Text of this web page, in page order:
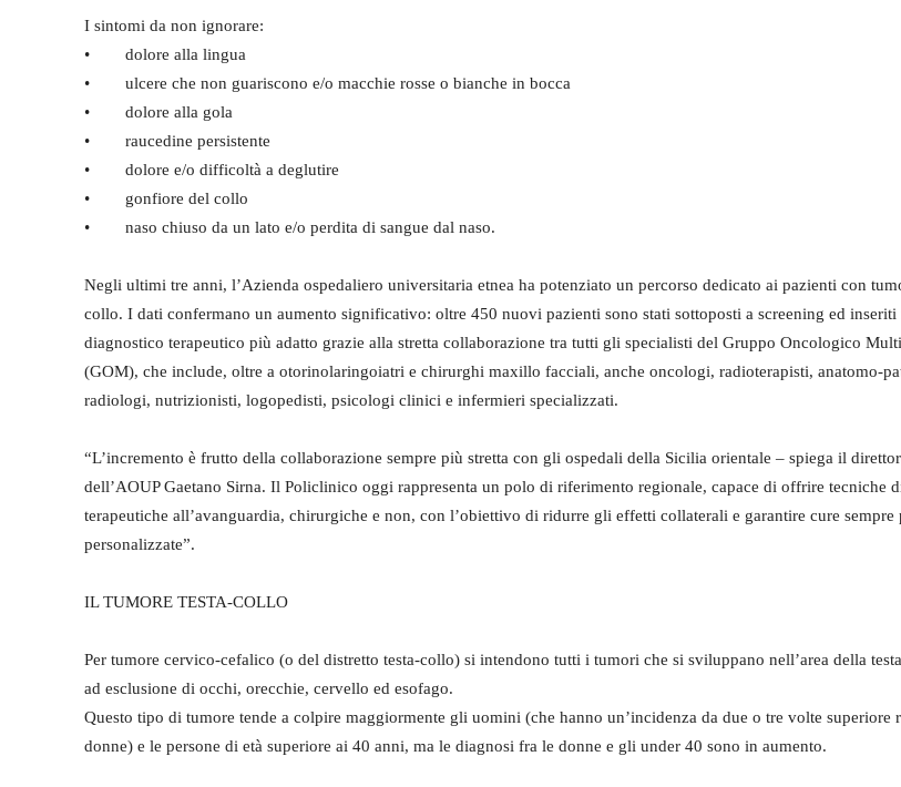
I sintomi da non ignorare:
• dolore alla lingua
• ulcere che non guariscono e/o macchie rosse o bianche in bocca
• dolore alla gola
• raucedine persistente
• dolore e/o difficoltà a deglutire
• gonfiore del collo
• naso chiuso da un lato e/o perdita di sangue dal naso.
Negli ultimi tre anni, l’Azienda ospedaliero universitaria etnea ha potenziato un percorso dedicato ai pazienti con
collo. I dati confermano un aumento significativo: oltre 450 nuovi pazienti sono stati sottoposti a screening ed inseriti
diagnostico terapeutico più adatto grazie alla stretta collaborazione tra tutti gli specialisti del Gruppo Oncologico
(GOM), che include, oltre a otorinolaringoiatri e chirurghi maxillo facciali, anche oncologi, radioterapisti, anatomo-
radiologi, nutrizionisti, logopedisti, psicologi clinici e infermieri specializzati.
“L’incremento è frutto della collaborazione sempre più stretta con gli ospedali della Sicilia orientale – spiega il
dell’AOUP Gaetano Sirna. Il Policlinico oggi rappresenta un polo di riferimento regionale, capace di offrire tecniche
terapeutiche all’avanguardia, chirurgiche e non, con l’obiettivo di ridurre gli effetti collaterali e garantire cure sempre
personalizzate”.
IL TUMORE TESTA-COLLO
Per tumore cervico-cefalico (o del distretto testa-collo) si intendono tutti i tumori che si sviluppano nell’area della
ad esclusione di occhi, orecchie, cervello ed esofago.
Questo tipo di tumore tende a colpire maggiormente gli uomini (che hanno un’incidenza da due o tre volte superiore
donne) e le persone di età superiore ai 40 anni, ma le diagnosi fra le donne e gli under 40 sono in aumento.